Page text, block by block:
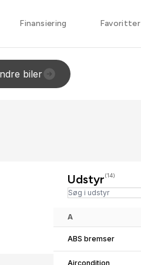
Finansiering Favoritter
biler
Udstyr(14)
A
ABS bremser
Aircondition